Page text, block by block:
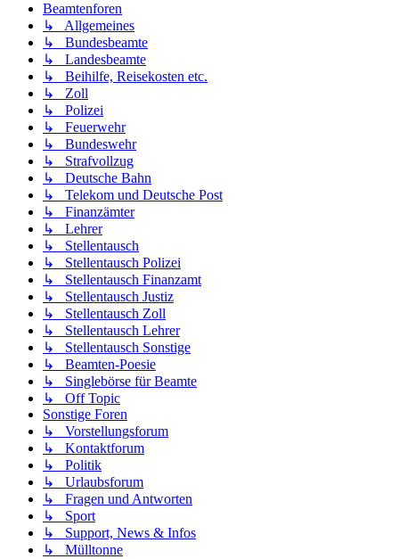
Beamtenforen
↳ Allgemeines
↳ Bundesbeamte
↳ Landesbeamte
↳ Beihilfe, Reisekosten etc.
↳ Zoll
↳ Polizei
↳ Feuerwehr
↳ Bundeswehr
↳ Strafvollzug
↳ Deutsche Bahn
↳ Telekom und Deutsche Post
↳ Finanzämter
↳ Lehrer
↳ Stellentausch
↳ Stellentausch Polizei
↳ Stellentausch Finanzamt
↳ Stellentausch Justiz
↳ Stellentausch Zoll
↳ Stellentausch Lehrer
↳ Stellentausch Sonstige
↳ Beamten-Poesie
↳ Singlebörse für Beamte
↳ Off Topic
Sonstige Foren
↳ Vorstellungsforum
↳ Kontaktforum
↳ Politik
↳ Urlaubsforum
↳ Fragen und Antworten
↳ Sport
↳ Support, News & Infos
↳ Mülltonne